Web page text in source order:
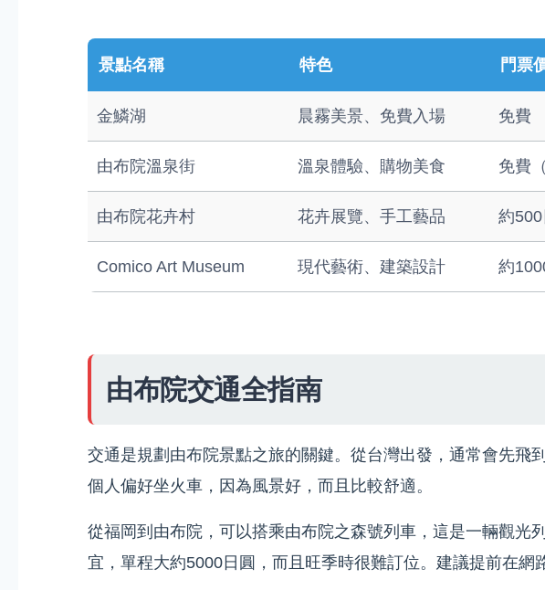
景點名稱 特色 門票
金鱗湖 晨霧美景、免費入場 免費
由布院溫泉街 溫泉體驗、購物美食 免費
由布院花卉村 花卉展覽、手工藝品 約500
Comico Art Museum 現代藝術、建築設計 約
由布院交通全指南
交通是規劃由布院景點之旅的關鍵。從台灣出發，通常會先飛
個人偏好坐火車，因為風景好，而且比較舒適。
從福岡到由布院，可以搭乘由布院之森號列車，這是一輛觀光
宜，單程大約5000日圓，而且旺季時很難訂位。建議提前在網